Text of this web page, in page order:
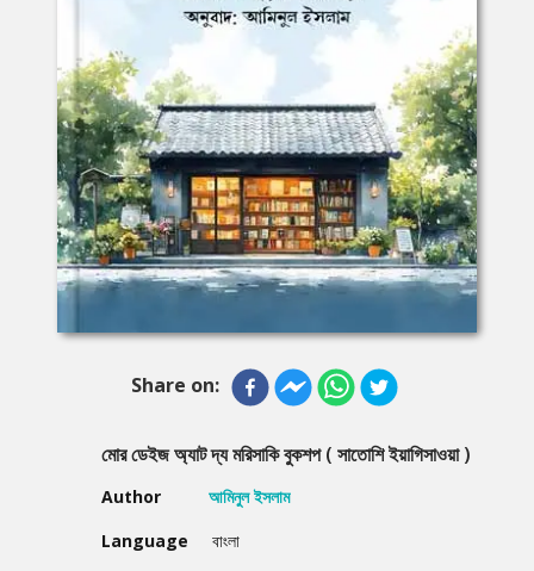
Share on:
মোর ডেইজ অ্যাট দ্য মরিসাকি বুকশপ ( সাতোশি ইয়াগিসাওয়া )
Author
আমিনুল ইসলাম
Language
বাংলা